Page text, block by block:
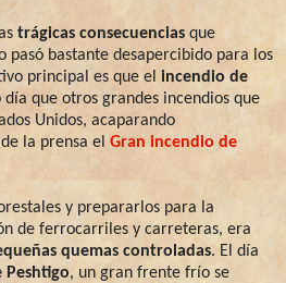
trágicas consecuencias que
pasó bastante desapercibido para los
principal es que el incendio de
que otros grandes incendios que
Unidos, acaparando
la prensa el Gran incendio de
y prepararlos para la
de ferrocarriles y carreteras, era
quemas controladas. El día
Peshtigo, un gran frente frío se